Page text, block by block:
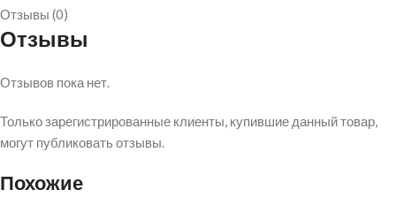
Отзывы (0)
Отзывы
Отзывов пока нет.
Только зарегистрированные клиенты, купившие данный товар,
могут публиковать отзывы.
Похожие